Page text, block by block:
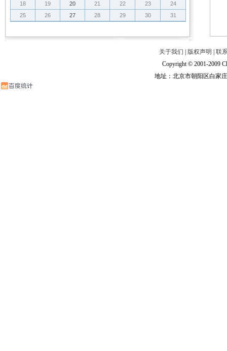
18
19 20 21 22 23
24
25
26 27 28 29 30 31
关于我们 版权声明
联
Copyright © 2001-2009
地址：北京市朝阳区白家